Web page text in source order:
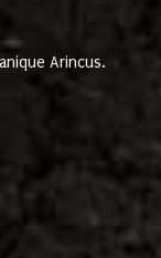
Arincus.